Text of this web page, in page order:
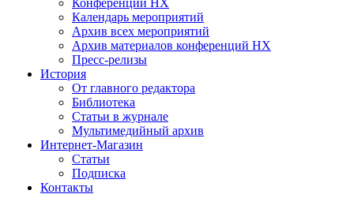
Конференции НХ
Календарь мероприятий
Архив всех мероприятий
Архив материалов конференций НХ
Пресс-релизы
История
От главного редактора
Библиотека
Статьи в журнале
Мультимедийный архив
Интернет-Магазин
Статьи
Подписка
Контакты